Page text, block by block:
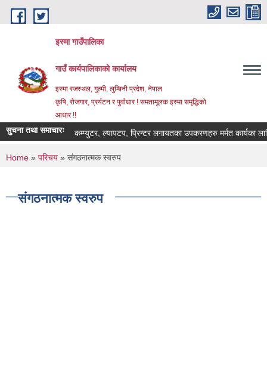
Skip to main content
इस्मा गाउँपालिका
गाउँ कार्यपालिकाको कार्यालय
इस्मा रजस्थल, गुल्मी, लुम्बिनी प्रदेश, नेपाल
कृषि, रोजगार, प्रर्यटन र पुर्वाधार ! समतामूलक इस्मा समृद्धिको
आधार !!
सुचना तथा समाचारःकम्प्युटर, ल्यापटप, प्रिन्टर लगायतका उपकरणहरु मर्मत कार्यका लागि
You are here
Home » परिचय » संगठनात्मक स्वरुप
संगठनात्मक स्वरुप